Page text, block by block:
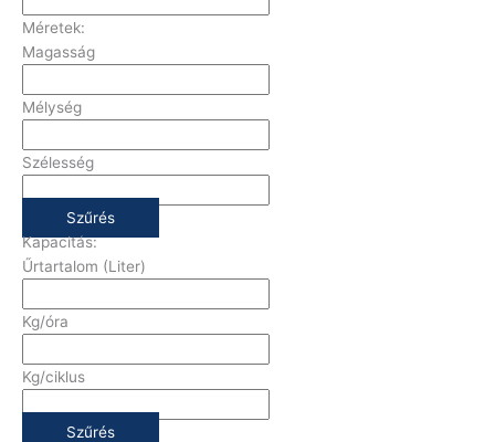
Méretek:
Magasság
Mélység
Szélesség
Szűrés
Kapacitás:
Űrtartalom (Liter)
Kg/óra
Kg/ciklus
Szűrés